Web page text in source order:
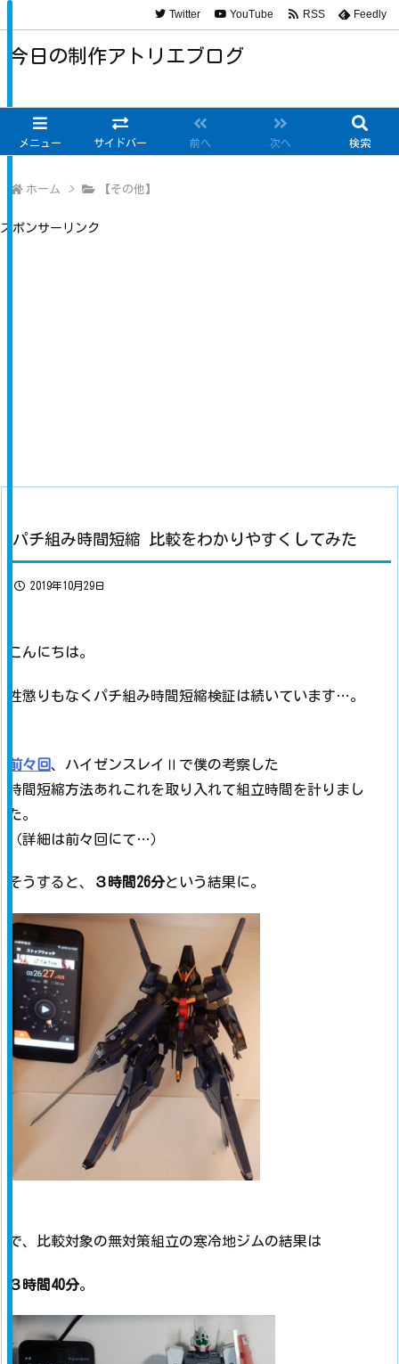
今日の制作アトリエブログ
メニュー サイドバー 前へ 次へ 検索
Twitter YouTube RSS Feedly
ホーム > 【その他】
スポンサーリンク
パチ組み時間短縮 比較をわかりやすくしてみた
2019年10月29日
こんにちは。
性懲りもなくパチ組み時間短縮検証は続いています…。
前々回、ハイゼンスレイⅡで僕の考察した
時間短縮方法あれこれを取り入れて組立時間を計りまし
た。
（詳細は前々回にて…）
そうすると、 ３時間26分という結果に。
で、比較対象の無対策組立の寒冷地ジムの結果は
３時間40分。